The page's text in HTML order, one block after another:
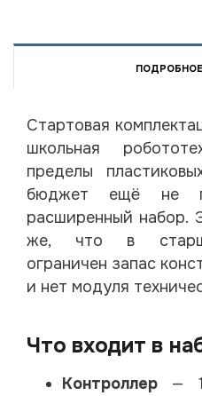
Стартовая
школьная
пределы
бюджет ещё не
расширенный набор.
же, что в
ограничен запас
и нет модуля
Что входит в
Контроллер — 1